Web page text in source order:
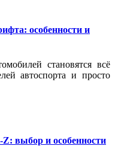
особенности и
становятся всё
автоспорта и просто
выбор и особенности